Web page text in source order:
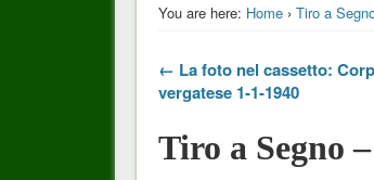
You are here: Home› Tiro a
← La foto nel cassetto:
vergatese 1-1-1940
Tiro a Segno